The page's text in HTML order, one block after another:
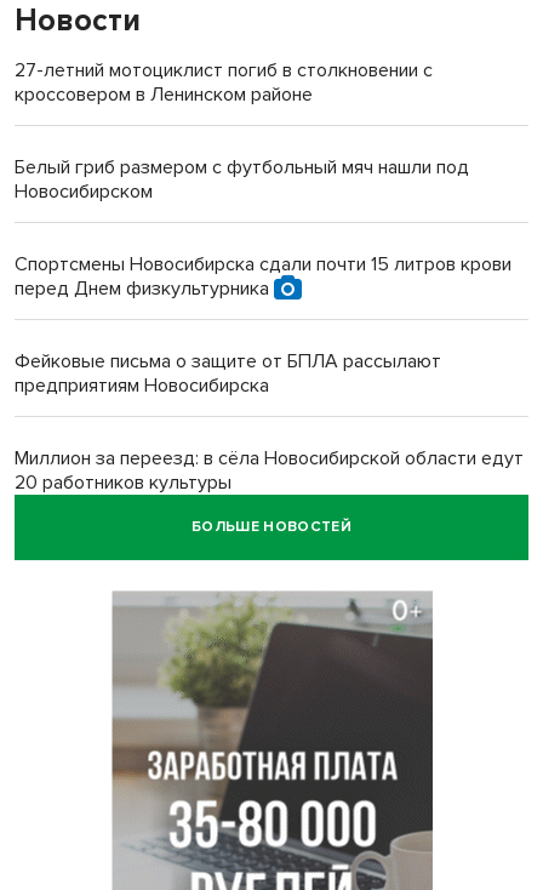
Новости
27-летний мотоциклист погиб в столкновении с
кроссовером в Ленинском районе
Белый гриб размером с футбольный мяч нашли под
Новосибирском
Спортсмены Новосибирска сдали почти 15 литров крови
перед Днем физкультурника
Фейковые письма о защите от БПЛА рассылают
предприятиям Новосибирска
Миллион за переезд: в сёла Новосибирской области едут
20 работников культуры
БОЛЬШЕ НОВОСТЕЙ